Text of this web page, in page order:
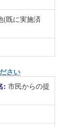
(既に実施済
さい
: 市民からの提